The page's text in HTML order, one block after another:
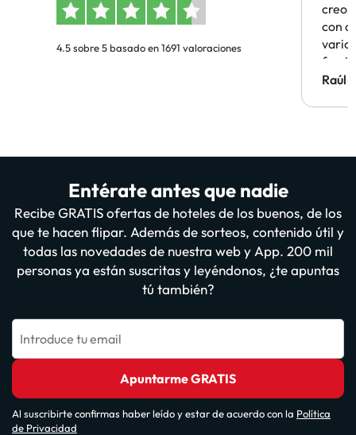
4.5 sobre 5 basado en 1691 valoraciones
creo
con
Hotel
Raúl
Entérate antes que nadie
Recibe GRATIS ofertas de hoteles de los buenos, de los
que te hacen flipar. Además de sorteos, contenido útil y
todas las novedades de nuestra web y App. 200 mil
personas ya están suscritas y leyéndonos, ¿te apuntas
tú también?
Introduce tu email
Apuntarme GRATIS
Al suscribirte confirmas haber leído y estar de acuerdo con la Política
de Privacidad